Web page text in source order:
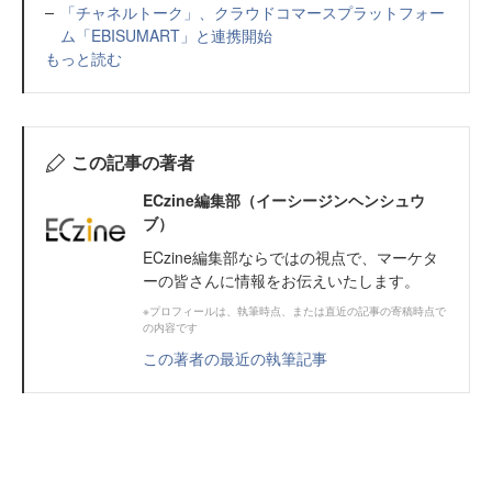
「チャネルトーク」、クラウドコマースプラットフォー
ム「EBISUMART」と連携開始
もっと読む
この記事の著者
ECzine編集部（イーシージンヘンシュウ
ブ）
ECzine編集部ならではの視点で、マーケタ
ーの皆さんに情報をお伝えいたします。
※プロフィールは、執筆時点、または直近の記事の寄稿時点で
の内容です
この著者の最近の執筆記事